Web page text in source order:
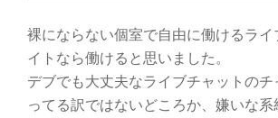
裸にならない個室で自由に働けるラ
イトなら働けると思いました。
デブでも大丈夫なライブチャットの
ってる訳ではないどころか、嫌いな